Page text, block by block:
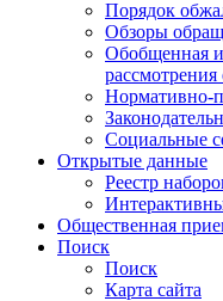
Порядок
Обзоры
Обобщенная
Нормативно-
Социальные
Открытые данные
Реестр
Общественная
Поиск
Поиск
Карта сайта